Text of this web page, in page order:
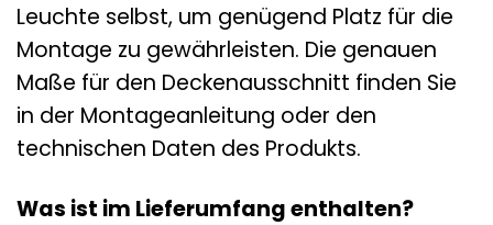
Leuchte selbst, um genügend Platz für die
Montage zu gewährleisten. Die genauen
Maße für den Deckenausschnitt finden Sie
in der Montageanleitung oder den
technischen Daten des Produkts.
Was ist im Lieferumfang enthalten?